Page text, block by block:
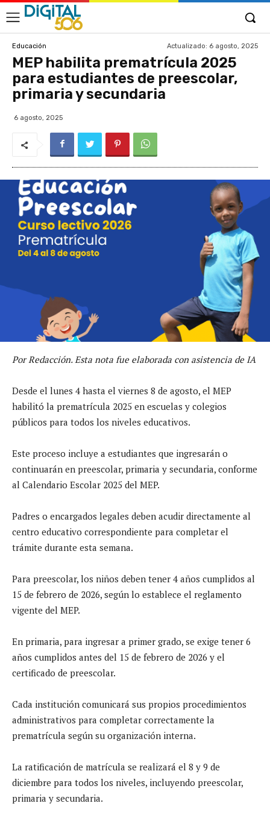
Educación Actualizado: 6 agosto, 2025
MEP habilita prematrícula 2025
para estudiantes de preescolar,
primaria y secundaria
6 agosto, 2025
Por Redacción. Esta nota fue elaborada con asistencia de IA
Desde el lunes 4 hasta el viernes 8 de agosto, el MEP
habilitó la prematrícula 2025 en escuelas y colegios
públicos para todos los niveles educativos.
Este proceso incluye a estudiantes que ingresarán o
continuarán en preescolar, primaria y secundaria, conforme
al Calendario Escolar 2025 del MEP.
Padres o encargados legales deben acudir directamente al
centro educativo correspondiente para completar el
trámite durante esta semana.
Para preescolar, los niños deben tener 4 años cumplidos al
15 de febrero de 2026, según lo establece el reglamento
vigente del MEP.
En primaria, para ingresar a primer grado, se exige tener 6
años cumplidos antes del 15 de febrero de 2026 y el
certificado de preescolar.
Cada institución comunicará sus propios procedimientos
administrativos para completar correctamente la
prematrícula según su organización interna.
La ratificación de matrícula se realizará el 8 y 9 de
diciembre para todos los niveles, incluyendo preescolar,
primaria y secundaria.